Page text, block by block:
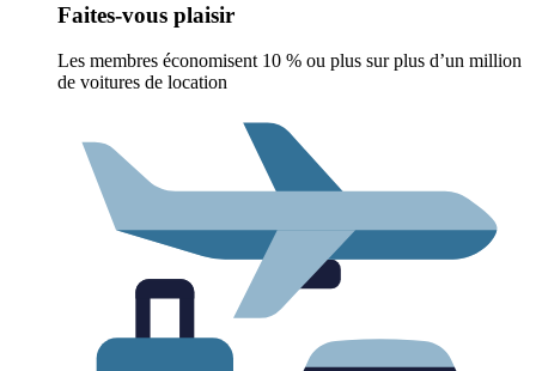
Faites-vous plaisir
Les membres économisent 10 % ou plus sur plus d’un million
de voitures de location